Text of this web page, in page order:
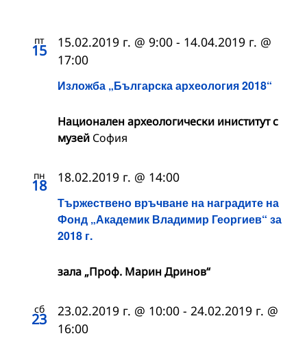
пт
15
Изложба „Българска археология 2018“
15.02.2019 г. @ 9:00 - 14.04.2019 г. @
17:00
Национален археологически иниститут с
музей София
пн
18
Тържествено връчване на наградите на
Фонд „Академик Владимир Георгиев“ за
2018 г.
18.02.2019 г. @ 14:00
зала „Проф. Марин Дринов“
сб
23 23.02.2019 г. @ 10:00 - 24.02.2019 г. @
16:00